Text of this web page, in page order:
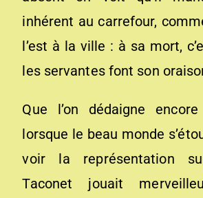
inhérent au carrefour,
l’est à la ville : à sa mort,
les servantes font son
Que l’on dédaigne
lorsque le beau monde
voir la représentation
Taconet jouait